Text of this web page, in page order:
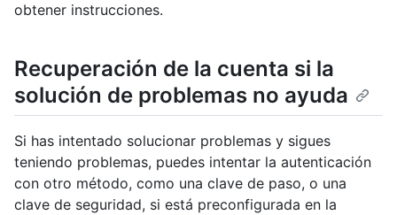
obtener instrucciones.
Recuperación de la cuenta si la
solución de problemas no ayuda
Si has intentado solucionar problemas y sigues
teniendo problemas, puedes intentar la autenticación
con otro método, como una clave de paso, o una
clave de seguridad, si está preconfigurada en la